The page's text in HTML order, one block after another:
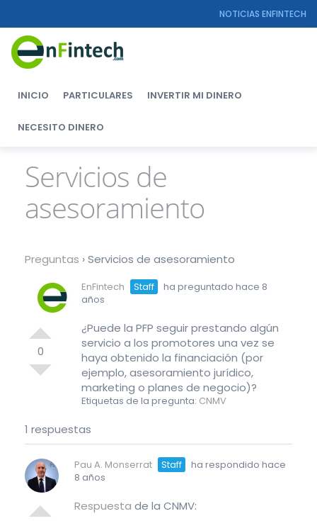
NOTICIAS ENFINTECH
INICIO PARTICULARES INVERTIR MI DINERO
NECESITO DINERO
Servicios de
asesoramiento
Preguntas ›Servicios de asesoramiento
0
EnFintech Staff
ha preguntado hace 8
años
¿Puede la PFP seguir prestando algún
servicio a los promotores una vez se
haya obtenido la financiación (por
ejemplo, asesoramiento jurídico,
marketing o planes de negocio)?
Etiquetas de la pregunta: CNMV
1 respuestas
Pau A. Monserrat Staff
ha respondido hace
8 años
Respuesta de la CNMV: